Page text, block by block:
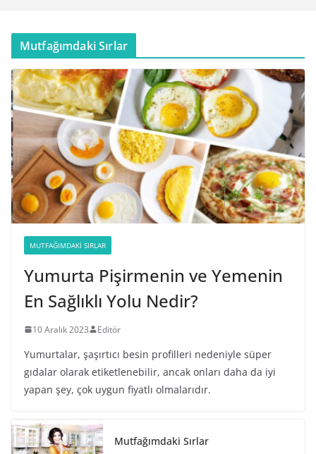
Mutfağımdaki Sırlar
MUTFAĞIMDAKI SIRLAR
Yumurta Pişirmenin ve Yemenin
En Sağlıklı Yolu Nedir?
10 Aralık 2023 Editör
Yumurtalar, şaşırtıcı besin profilleri nedeniyle süper
gıdalar olarak etiketlenebilir, ancak onları daha da iyi
yapan şey, çok uygun fiyatlı olmalarıdır.
Mutfağımdaki Sırlar